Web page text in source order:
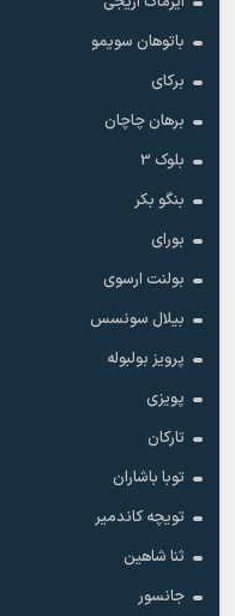
باتوهان سویمو
برکای
برهان چاچان
بلوک 3
بنگو بکر
بورای
بولنت ارسوی
بیلال سونسس
پرویز بولبوله
پویزی
تارکان
توبا باشاران
تویچه کاندمیر
ثنا شاهین
جانسور